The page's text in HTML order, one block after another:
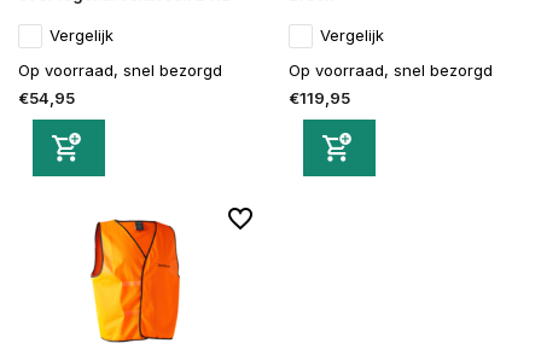
Vergelijk
Op voorraad, snel bezorgd
€54,95
Vergelijk
Op voorraad, snel bezorgd
€119,95